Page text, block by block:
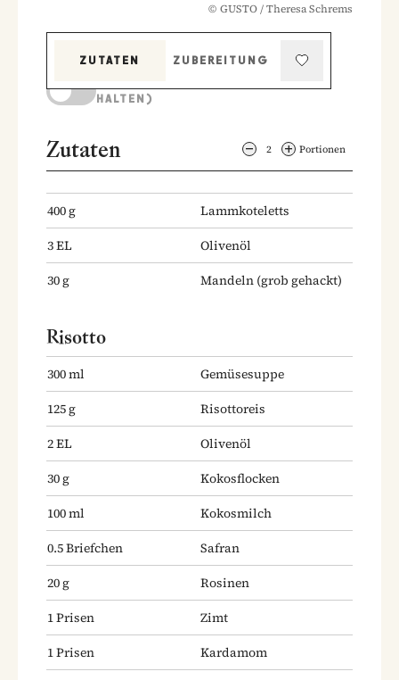
© GUSTO / Theresa Schrems
ZUTATEN
ZUBEREITUNG
HALTEN)
Zutaten 2 Portionen
400g
Lammkoteletts
3EL
Olivenöl
30g Mandeln (grob gehackt)
Risotto
300ml
Gemüsesuppe
125g
Risottoreis
2EL
Olivenöl
30g
Kokosflocken
100ml
Kokosmilch
0.5Briefchen
Safran
20g
Rosinen
1Prisen
Zimt
1Prisen
Kardamom